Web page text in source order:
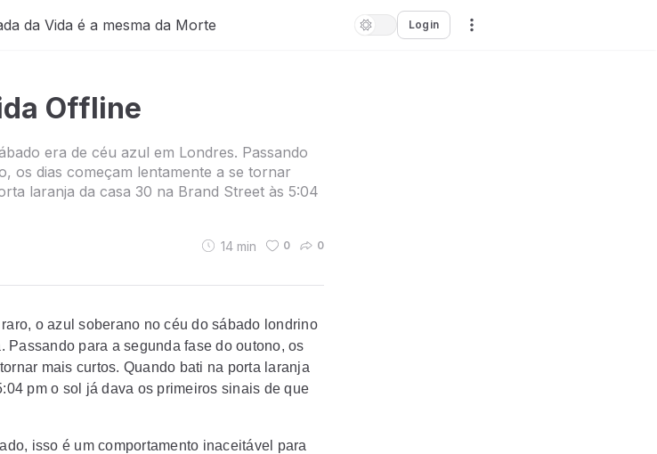
da Vida é a mesma da Morte Login
Offline
era de céu azul em Londres. Passando
os dias começam lentamente a se tornar
laranja da casa 30 na Brand Street às 5:04
14min 0 0
o azul soberano no céu do sábado londrino
Passando para a segunda fase do outono, os
mais curtos. Quando bati na porta laranja
pm o sol já dava os primeiros sinais de que
isso é um comportamento inaceitável para